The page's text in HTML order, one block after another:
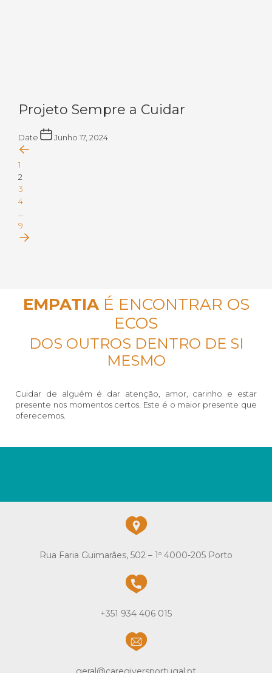
Projeto Sempre a Cuidar
Date Junho 17, 2024
1
2
3
4
9
EMPATIAÉ ENCONTRAR OS
ECOS
DOS OUTROS DENTRO DE SI
MESMO
Cuidar de alguém é dar atenção, amor, carinho e estar
presente nos momentos certos. Este é o maior presente que
oferecemos.
Rua Faria Guimarães, 502 – 1º 4000-205 Porto
+351 934 406 015